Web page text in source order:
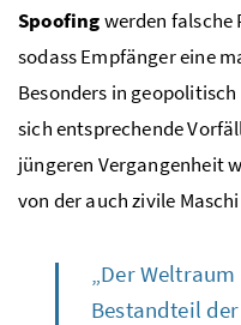
Spoofingwerden falsche
sodass Empfänger eine
Besonders in
sich entsprechende
jüngeren Vergangenheit
von der auch zivile
„Der
Bestandteil